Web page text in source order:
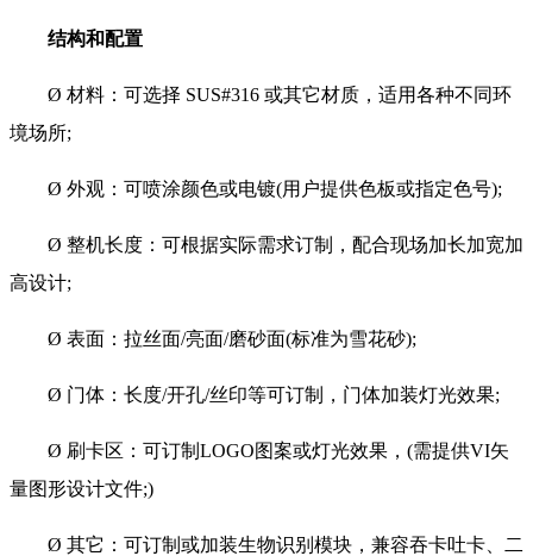
结构和配置
Ø 材料：可选择 SUS#316 或其它材质，适用各种不同环
境场所;
Ø 外观：可喷涂颜色或电镀(用户提供色板或指定色号);
Ø 整机长度：可根据实际需求订制，配合现场加长加宽加
高设计;
Ø 表面：拉丝面/亮面/磨砂面(标准为雪花砂);
Ø 门体：长度/开孔/丝印等可订制，门体加装灯光效果;
Ø 刷卡区：可订制LOGO图案或灯光效果，(需提供VI矢
量图形设计文件;)
Ø 其它：可订制或加装生物识别模块，兼容吞卡吐卡、二